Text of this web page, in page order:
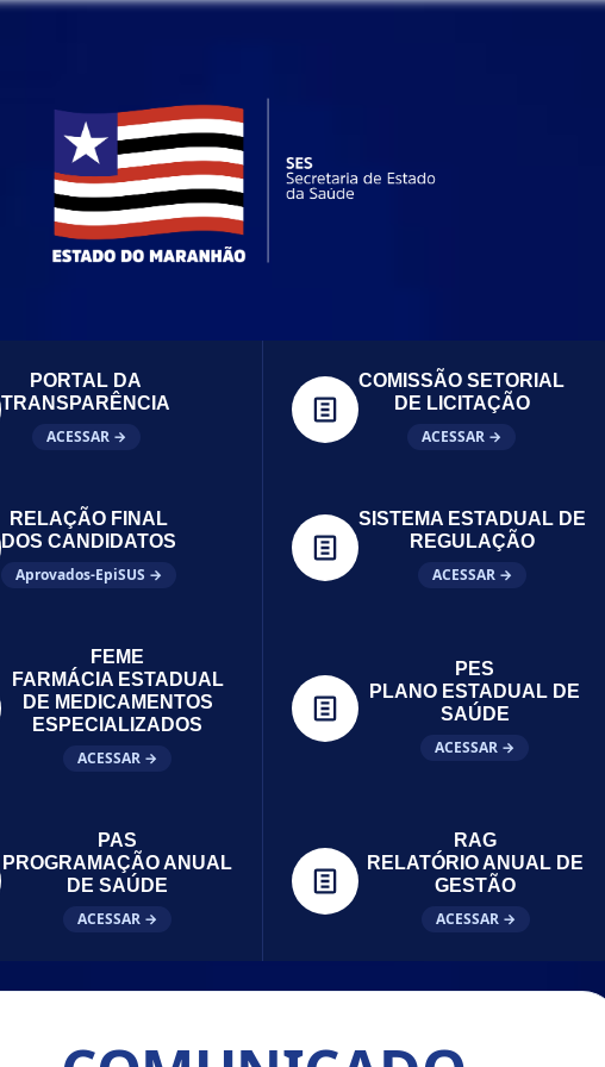
PORTAL DA
TRANSPARÊNCIA
ACESSAR →
COMISSÃO SETORIAL
DE LICITAÇÃO
ACESSAR →
RELAÇÃO FINAL
DOS CANDIDATOS
Aprovados-EpiSUS →
SISTEMA ESTADUAL DE
REGULAÇÃO
ACESSAR →
FEME
FARMÁCIA ESTADUAL
DE MEDICAMENTOS
ESPECIALIZADOS
ACESSAR →
PES
PLANO ESTADUAL DE
SAÚDE
ACESSAR →
PAS
PROGRAMAÇÃO ANUAL
DE SAÚDE
ACESSAR →
RAG
RELATÓRIO ANUAL DE
GESTÃO
ACESSAR →